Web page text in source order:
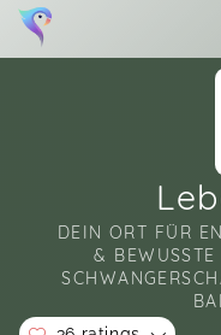
DEIN ORT FÜR
&